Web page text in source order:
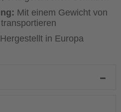
Mit einem Gewicht von
Hergestellt in Europa